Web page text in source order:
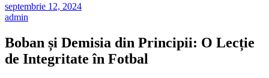
septembrie 12, 2024
admin
Boban și Demisia din Principii: O Lecție
de Integritate în Fotbal